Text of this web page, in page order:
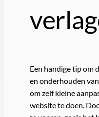
Een handige tip om
en onderhouden
om zelf kleine
website te doen.